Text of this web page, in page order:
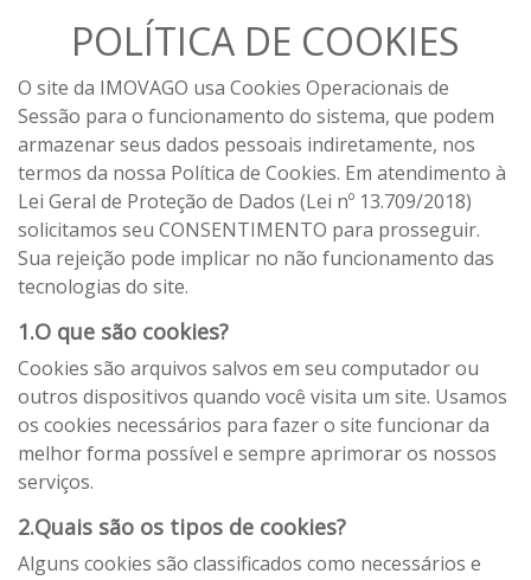
POLÍTICA DE COOKIES
O site da IMOVAGO usa Cookies Operacionais de
Sessão para o funcionamento do sistema, que podem
armazenar seus dados pessoais indiretamente, nos
termos da nossa Política de Cookies. Em atendimento à
Lei Geral de Proteção de Dados (Lei nº 13.709/2018)
solicitamos seu CONSENTIMENTO para prosseguir.
Sua rejeição pode implicar no não funcionamento das
tecnologias do site.
1.O que são cookies?
Cookies são arquivos salvos em seu computador ou
outros dispositivos quando você visita um site. Usamos
os cookies necessários para fazer o site funcionar da
melhor forma possível e sempre aprimorar os nossos
serviços.
2.Quais são os tipos de cookies?
Alguns cookies são classificados como necessários e